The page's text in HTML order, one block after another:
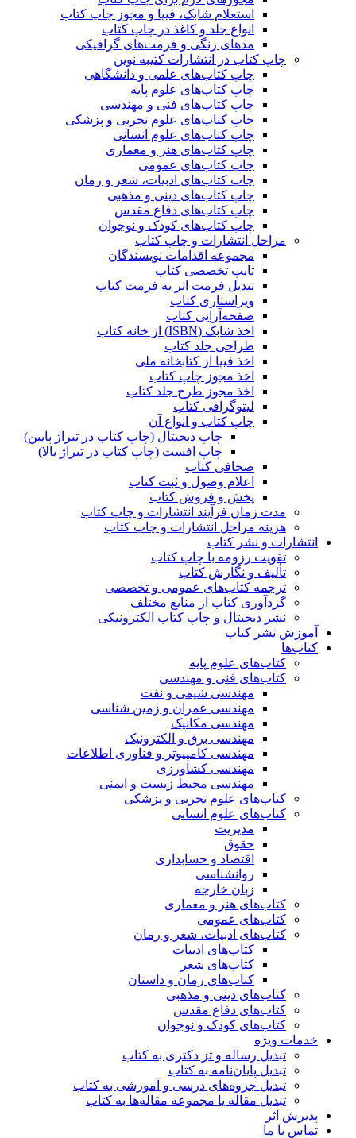
استعلام شابک، فیپا و مجوز چاپ کتاب
انواع جلد و کاغذ در چاپ کتاب
مدهای رنگی و فرمت‌های گرافیکی
چاپ کتاب در انتشارات کتیبه نوین
چاپ کتاب‌های علمی و دانشگاهی
چاپ کتاب‌های علوم پایه
چاپ کتاب‌های فنی و مهندسی
چاپ کتاب‌های علوم تجربی و پزشکی
چاپ کتاب‌های علوم انسانی
چاپ کتاب‌های هنر و معماری
چاپ کتاب‌های عمومی
چاپ کتاب‌های ادبیات، شعر و رمان
چاپ کتاب‌های دینی و مذهبی
چاپ کتاب‌های دفاع مقدس
چاپ کتاب‌های کودک و نوجوان
مراحل انتشارات و چاپ کتاب
مجموعه اقدامات نویسندگان
تایپ تخصصی کتاب
تبدیل فرمت اثر به فرمت کتاب
ویراستاری کتاب
صفحه‌آرایی کتاب
اخذ شابک (ISBN) از خانه کتاب
طراحی جلد کتاب
اخذ فیپا از کتابخانه ملی
اخذ مجوز چاپ کتاب
اخذ مجوز طرح جلد کتاب
لیتوگرافی کتاب
چاپ کتاب و انواع آن
چاپ دیجیتال (چاپ کتاب در تیراژ پایین)
چاپ افست (چاپ کتاب در تیراژ بالا)
صحافی کتاب
اعلام وصول و ثبت کتاب
پخش و فروش کتاب
مدت زمان فرآیند انتشارات و چاپ کتاب
هزینه مراحل انتشارات و چاپ کتاب
انتشارات و نشر کتاب
تقویت رزومه با چاپ کتاب
تألیف و نگارش کتاب
ترجمه کتاب‌های عمومی و تخصصی
گردآوری کتاب از منابع مختلف
نشر دیجیتال و چاپ کتاب الکترونیکی
آموزش نشر کتاب
کتاب‌ها
کتاب‌های علوم پایه
کتاب‌های فنی و مهندسی
مهندسی شیمی و نفت
مهندسی عمران و زمین شناسی
مهندسی مکانیک
مهندسی برق و الکترونیک
مهندسی کامپیوتر و فناوری اطلاعات
مهندسی کشاورزی
مهندسی محیط زیست و ایمنی
کتاب‌های علوم تجربی و پزشکی
کتاب‌های علوم انسانی
مدیریت
حقوق
اقتصاد و حسابداری
روانشناسی
زبان خارجه
کتاب‌های هنر و معماری
کتاب‌های عمومی
کتاب‌های ادبیات، شعر و رمان
کتاب‌های ادبیات
کتاب‌های شعر
کتاب‌های رمان و داستان
کتاب‌های دینی و مذهبی
کتاب‌های دفاع مقدس
کتاب‌های کودک و نوجوان
خدمات ویژه
تبدیل رساله و تز دکتری به کتاب
تبدیل پایان‌نامه به کتاب
تبدیل جزوه‌های درسی و آموزشی به کتاب
تبدیل مقاله یا مجموعه مقاله‌ها به کتاب
پذیرش اثر
تماس با ما